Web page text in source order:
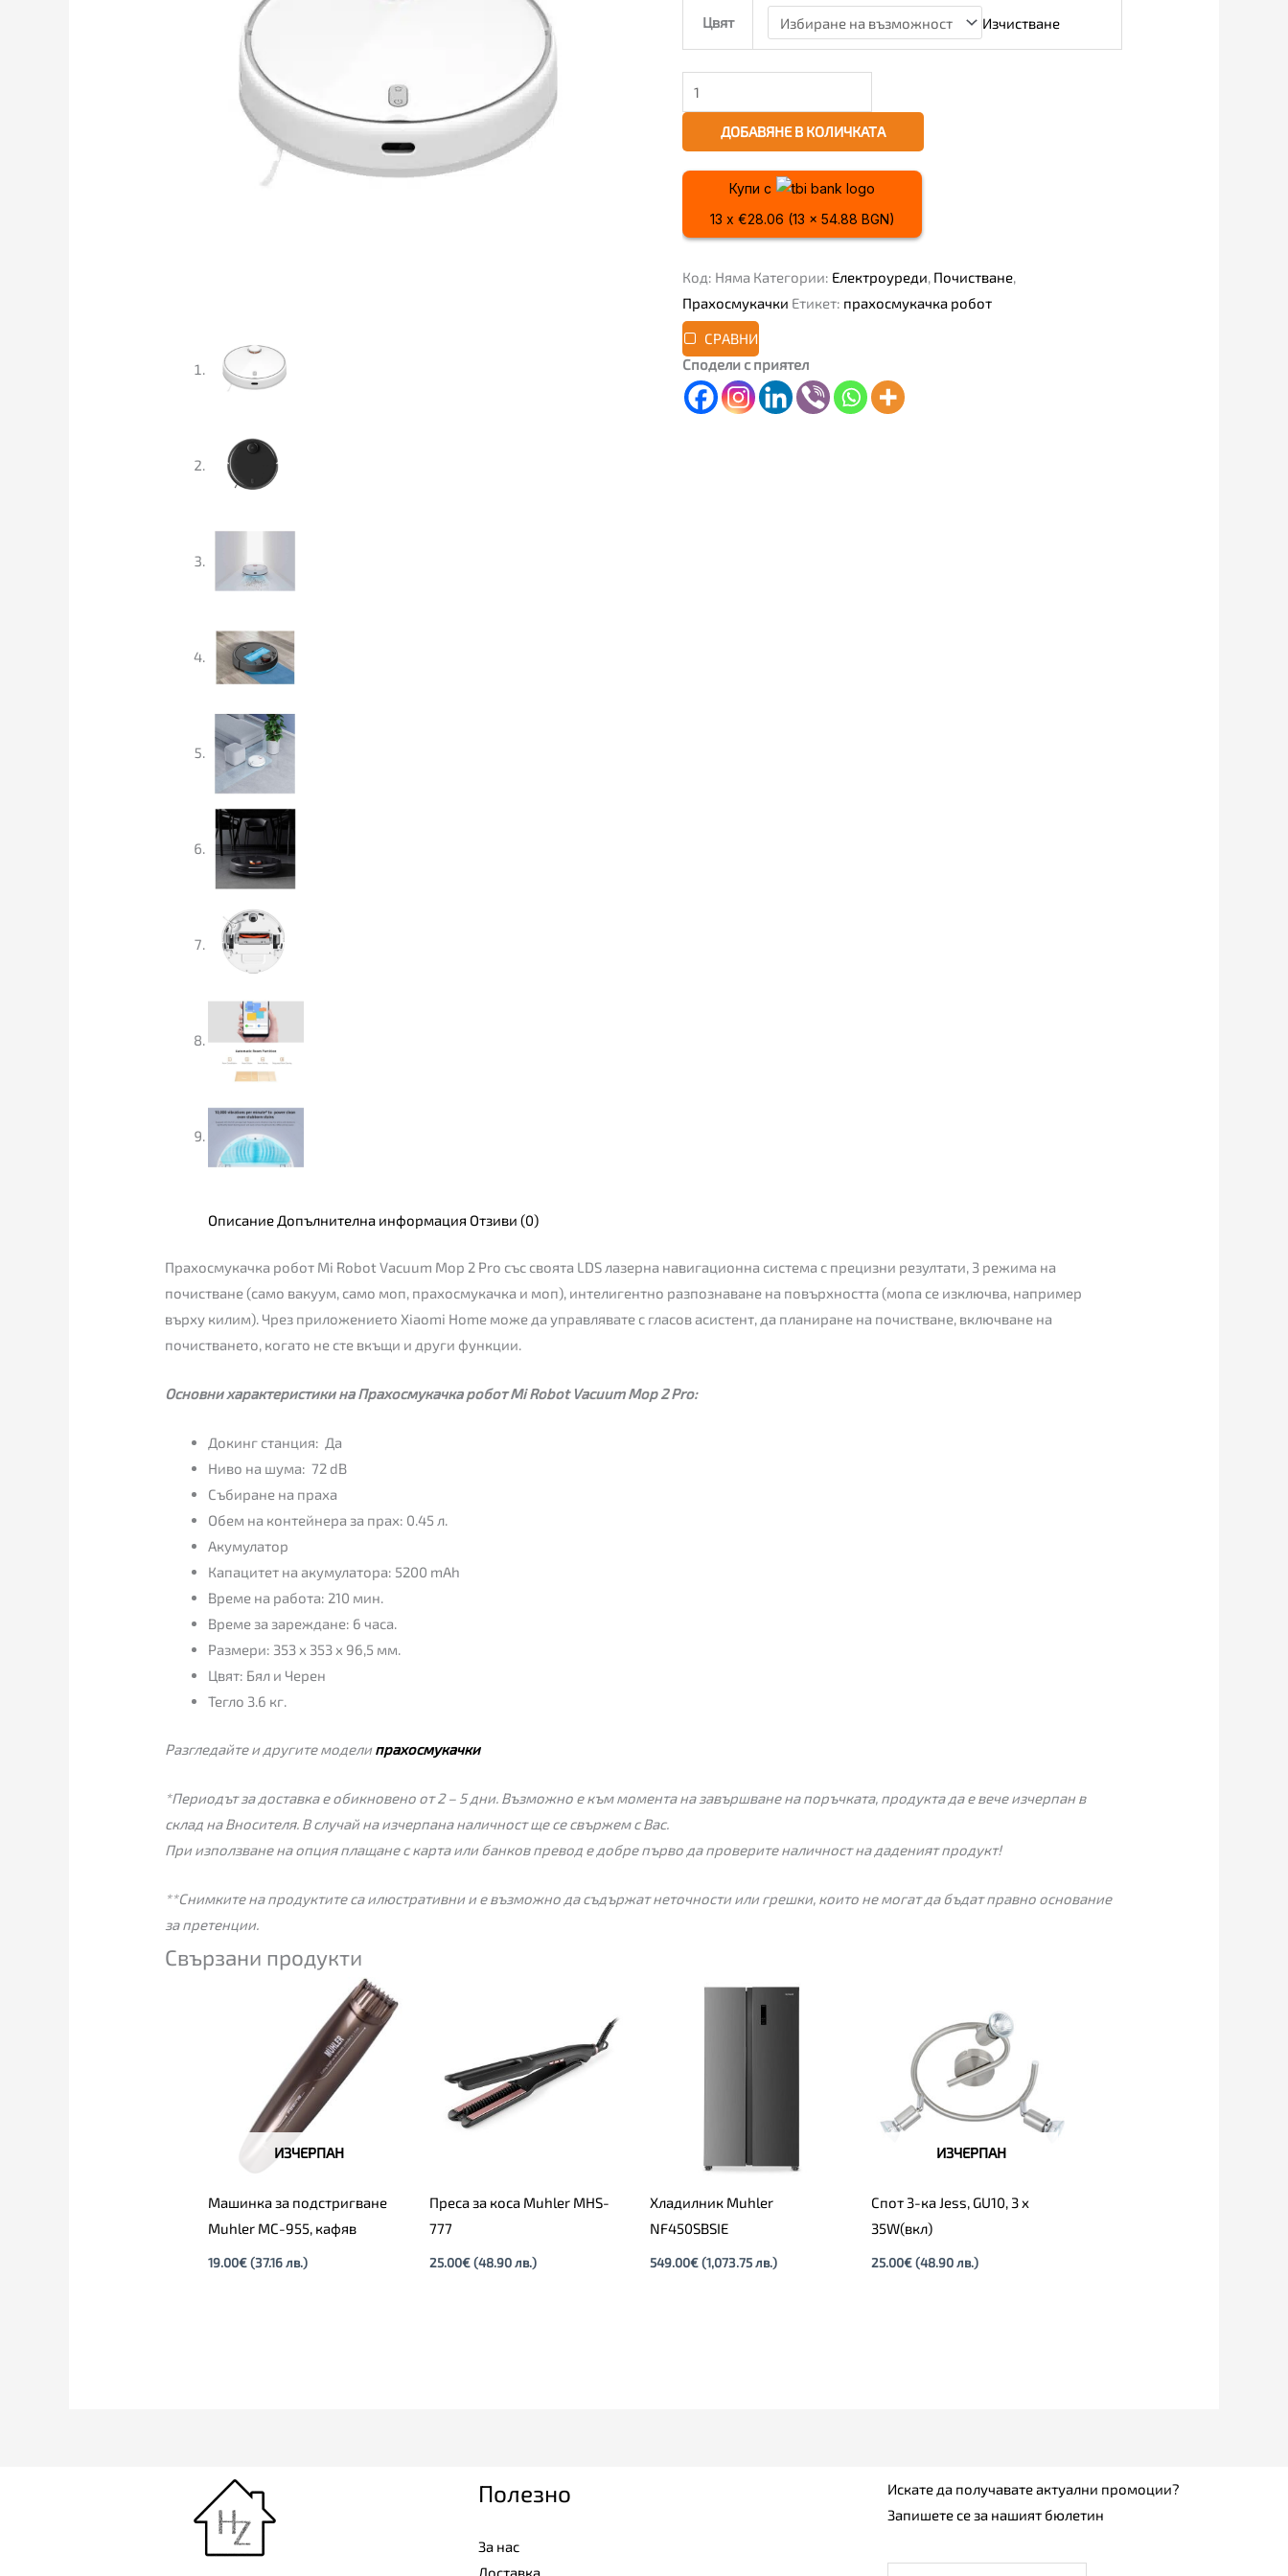
Цвят Изчистване
ДОБАВЯНЕ В КОЛИЧКАТА
Купи с
13 x €28.06 (13 x 54.88 BGN)
Код: Няма Категории: Електроуреди, Почистване,
Прахосмукачки Етикет: прахосмукачка робот
СРАВНИ
Сподели с приятел
Описание Допълнителна информация Отзиви (0)
Прахосмукачка робот Mi Robot Vacuum Mop 2 Pro със своята LDS лазерна навигационна система с прецизни резултати, 3 режима на
почистване (само вакуум, само моп, прахосмукачка и моп), интелигентно разпознаване на повърхността (мопа се изключва, например
върху килим). Чрез приложението Xiaomi Home може да управлявате с гласов асистент, да планиране на почистване, включване на
почистването, когато не сте вкъщи и други функции.
Основни характеристики на Прахосмукачка робот Mi Robot Vacuum Mop 2 Pro:
Докинг станция: Да
Ниво на шума: 72 dB
Събиране на праха
Обем на контейнера за прах: 0.45 л.
Акумулатор
Капацитет на акумулатора: 5200 mAh
Време на работа: 210 мин.
Време за зареждане: 6 часа.
Размери: 353 x 353 x 96,5 мм.
Цвят: Бял и Черен
Тегло 3.6 кг.
Разгледайте и другите моделипрахосмукачки
*Периодът за доставка е обикновено от 2 – 5 дни. Възможно е към момента на завършване на поръчката, продукта да е вече изчерпан в
склад на Вносителя. В случай на изчерпана наличност ще се свържем с Вас.
При използване на опция плащане с карта или банков превод е добре първо да проверите наличност на даденият продукт!
**Снимките на продуктите са илюстративни и е възможно да съдържат неточности или грешки, които не могат да бъдат правно основание
за претенции.
Свързани продукти
ИЗЧЕРПАН
Машинка за подстригване
Muhler MC-955, кафяв
19.00€(37.16 лв.)
Преса за коса Muhler MHS-
777
25.00€ (48.90 лв.)
Хладилник Muhler
NF450SBSIE
549.00€(1,073.75 лв.)
ИЗЧЕРПАН
Спот 3-ка Jess, GU10, 3 x
35W(вкл)
25.00€ (48.90 лв.)
Полезно
За нас
Доставка
Искате да получавате актуални промоции?
Запишете се за нашият бюлетин